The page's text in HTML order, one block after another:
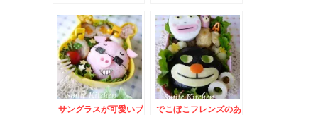
サングラスが可愛いブ
でこぼこフレンズのあ